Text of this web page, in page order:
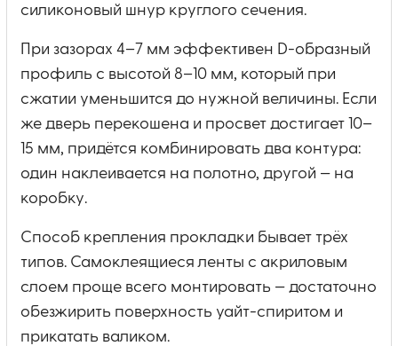
силиконовый шнур круглого сечения.
При зазорах 4–7 мм эффективен D-образный
профиль с высотой 8–10 мм, который при
сжатии уменьшится до нужной величины. Если
же дверь перекошена и просвет достигает 10–
15 мм, придётся комбинировать два контура:
один наклеивается на полотно, другой — на
коробку.
Способ крепления прокладки бывает трёх
типов. Самоклеящиеся ленты с акриловым
слоем проще всего монтировать — достаточно
обезжирить поверхность уайт-спиритом и
прикатать валиком.